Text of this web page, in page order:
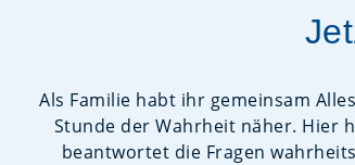
Als Familie habt ihr gemeinsam
Stunde der Wahrheit näher. Hier
beantwortet die Fragen